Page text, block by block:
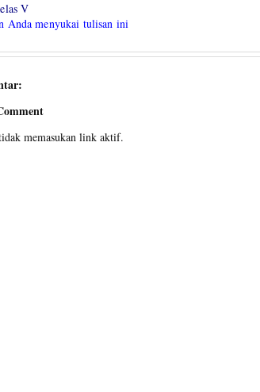
V
Anda menyukai tulisan ini
memasukan link aktif.